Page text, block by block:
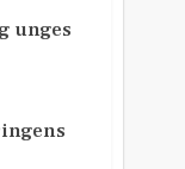
unges